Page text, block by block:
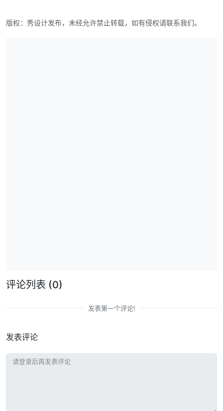
版权：秀设计发布，未经允许禁止转载，如有侵权请联系我们。
评论列表 (0)
发表第一个评论!
发表评论